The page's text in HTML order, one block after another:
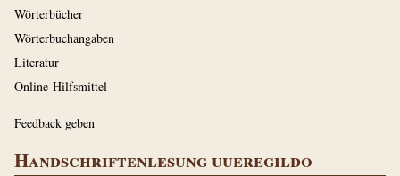
Wörterbücher
Wörterbuchangaben
Literatur
Online-Hilfsmittel
Feedback geben
Handschriftenlesung uueregildo